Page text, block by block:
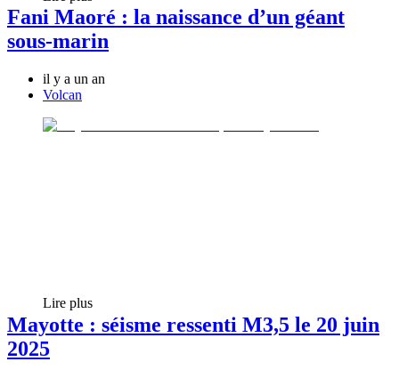
Fani Maoré : la naissance d’un géant
sous‑marin
il y a un an
Volcan
Lire plus
Mayotte : séisme ressenti M3,5 le 20 juin
2025